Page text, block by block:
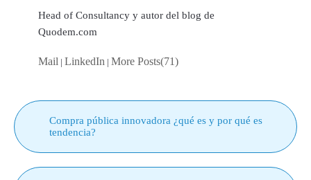
Head of Consultancy y autor del blog de
Quodem.com
Mail | LinkedIn | More Posts(71)
Compra pública innovadora ¿qué es y por qué es
tendencia?